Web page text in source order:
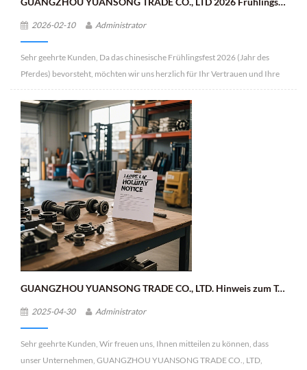
2026-02-10 Administrator
Sehr geehrte Kunden, Da das chinesische Frühlingsfest 2026 (Jahr des
Pferdes) bevorsteht, möchten wir uns herzlich für Ihr Vertrauen und Ihre
Unterstützung im vergangenen Jahr bedanken. Damit unser Team dieses
traditionelle Fest unbeschwert und friedlich mit seinen Familien feiern
kann, informieren wir Sie hiermit über unsere Regelungen zum
Frühlingsfest: I. Ferienzeit Unser Unternehmen macht während des
Frühlingsfestes 2026 eine 12-tägige Betriebspause. Der genaue Zeitraum
ist vom 12. Februar 2026 (24. Tag des 12. Mondmonats) bis zum 23.
Februar 2026 (7. Tag des ersten Mondmonats). Wir nehmen unsere Arbeit
am 24. Februar 2026 (8. Tag des ersten Mondmonats) wieder auf und der
Geschäftsbetrieb läuft anschließend wieder normal. II. Relevante Hinweise
1. Während der Feiertage sind unsere Kundenservice- und Geschäftsteams
vorübergehend nicht erreichbar. Bei dringenden Anliegen oder Fragen
können Sie sich jederzeit an uns wenden. Wir werden Ihnen nach
Wiederaufnahme unserer Arbeit schnellstmöglich antworten. 2. Wir
GUANGZHOU YUANSONG TRADE CO., LTD. Hinweis zum Tag der Arbeit
2025-04-30 Administrator
Sehr geehrte Kunden, Wir freuen uns, Ihnen mitteilen zu können, dass
unser Unternehmen, GUANGZHOU YUANSONG TRADE CO., LTD,